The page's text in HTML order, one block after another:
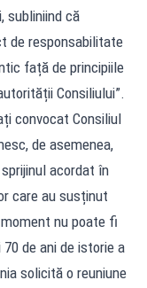
subliniind că
de responsabilitate
față de principiile
Consiliului”.
convocat Consiliul
de asemenea,
acordat în
care au susținut
nu poate fi
de ani de istorie a
solicită o reuniune